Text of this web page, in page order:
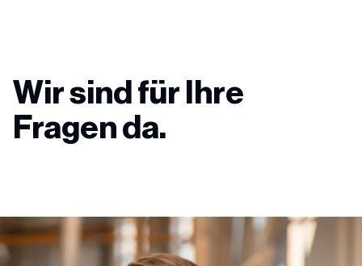
Wir sind für Ihre
Fragen da.